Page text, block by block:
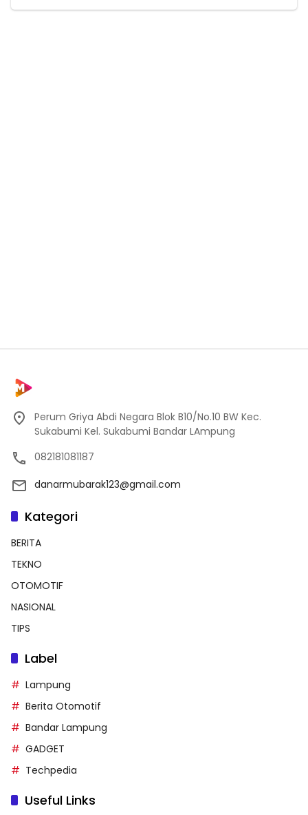
Perum Griya Abdi Negara Blok B10/No.10 BW Kec.
Sukabumi Kel. Sukabumi Bandar LAmpung
082181081187
danarmubarak123@gmail.com
Kategori
BERITA
TEKNO
OTOMOTIF
NASIONAL
TIPS
Label
Lampung
Berita Otomotif
Bandar Lampung
GADGET
Techpedia
Useful Links